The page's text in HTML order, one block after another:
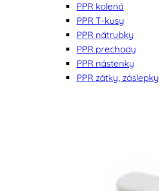
PPR kolená
PPR T-kusy
PPR nátrubky
PPR prechody
PPR nástenky
PPR zátky, záslepky